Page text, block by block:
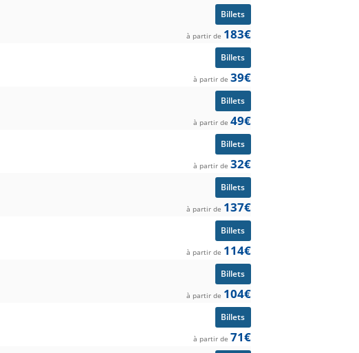
Billets
à partir de 183€
Billets
à partir de 39€
Billets
à partir de 49€
Billets
à partir de 32€
Billets
à partir de 137€
Billets
à partir de 114€
Billets
à partir de 104€
Billets
à partir de 71€